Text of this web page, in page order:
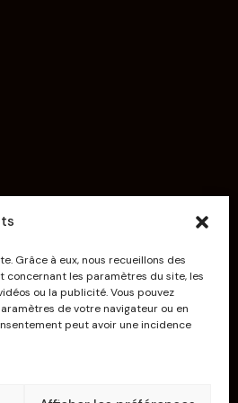
Grâce à eux, nous recueillons des
les paramètres du site, les
ou la publicité. Vous pouvez
de votre navigateur ou en
peut avoir une incidence